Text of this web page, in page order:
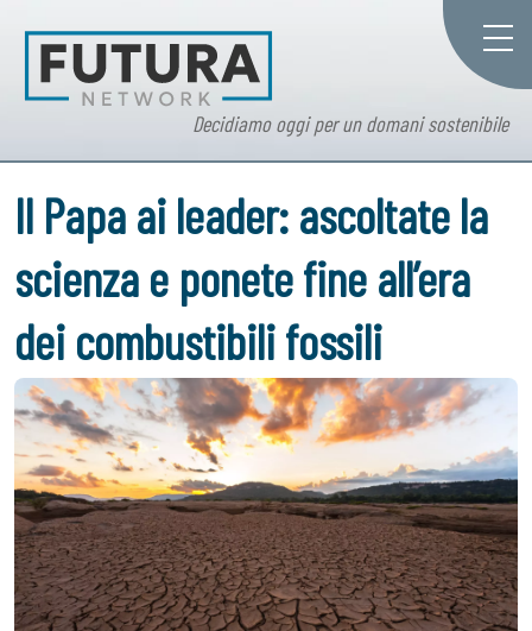
Decidiamo oggi per un domani sostenibile
Il Papa ai leader: ascoltate la
scienza e ponete fine all’era
dei combustibili fossili